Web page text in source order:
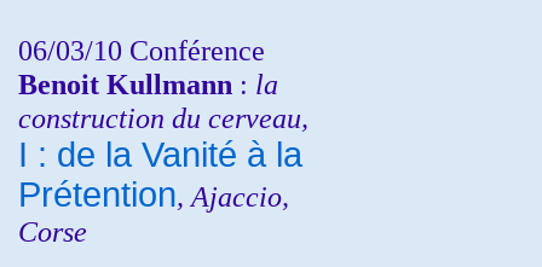
06/03/10 Conférence
Benoit Kullmann : la
construction du cerveau,
I : de la Vanité à la
Prétention, Ajaccio,
Corse